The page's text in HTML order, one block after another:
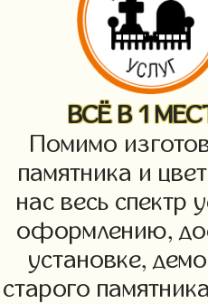
ВСЁ В 1
Помимо
памятника и
нас весь спектр
оформлению,
установке,
старого